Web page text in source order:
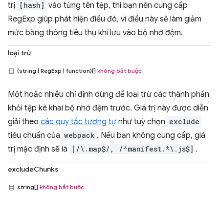
trị [hash] vào từng tên tệp, thì bạn nên cung cấp
RegExp giúp phát hiện điều đó, vì điều này sẽ làm giảm
mức băng thông tiêu thụ khi lưu vào bộ nhớ đệm.
loại trừ
(string | RegExp | function)[] không bắt buộc
Một hoặc nhiều chỉ định dùng để loại trừ các thành phần
khỏi tệp kê khai bộ nhớ đệm trước. Giá trị này được diễn
giải theo các quy tắc tương tự như tuỳ chọn exclude
tiêu chuẩn của webpack . Nếu bạn không cung cấp, giá
trị mặc định sẽ là
[/\.map$/, /^manifest.*\.js$] .
excludeChunks
string[] không bắt buộc